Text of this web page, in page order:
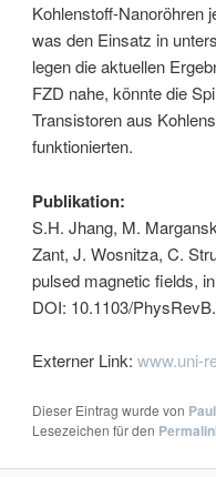
Kohlenstoff-Nanoröhren
was den Einsatz in
legen die aktuellen
FZD nahe, könnte die
Transistoren aus
funktionierten.
Publikation:
S.H. Jhang, M.
Zant, J. Wosnitza, C.
pulsed magnetic fields,
DOI: 10.1103/
Externer Link:www.uni-
Dieser Eintrag wurde von
Lesezeichen für den